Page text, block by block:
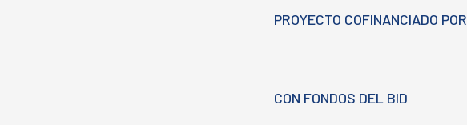
PROYECTO COFINANCIADO POR
CON FONDOS DEL BID